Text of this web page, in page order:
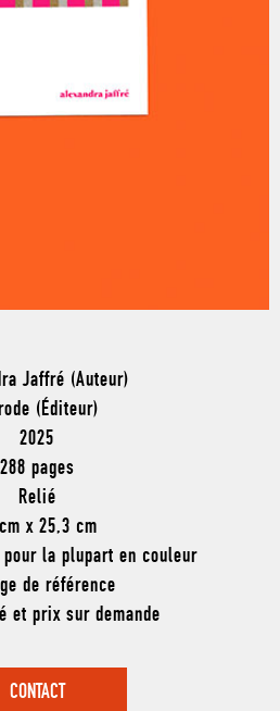
Jaffré (Auteur)
(Éditeur)
2025
288 pages
Relié
x 25,3 cm
la plupart en couleur
de référence
et prix sur demande
CONTACT